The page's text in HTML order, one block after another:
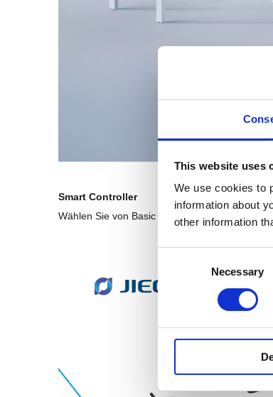
This website uses
We use cookies to
information about
other information
Necessary
Smart Controller
Wählen Sie von Basic bis fortschrittliche